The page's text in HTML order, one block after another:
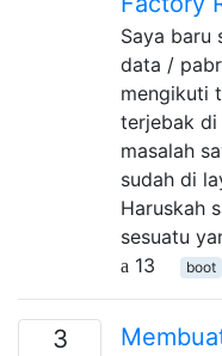
Saya baru
data /
mengikuti
terjebak di
masalah
sudah di
Haruskah
sesuatu
13
boot
3